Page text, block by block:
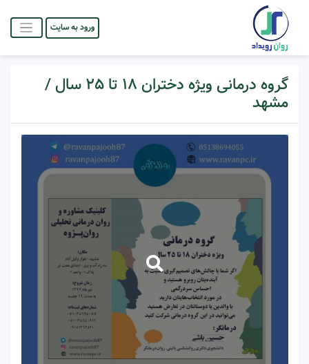
ورود به سایت
گروه درمانی ویژه دختران ۱۸ تا ۲۵ سال /
مشهد